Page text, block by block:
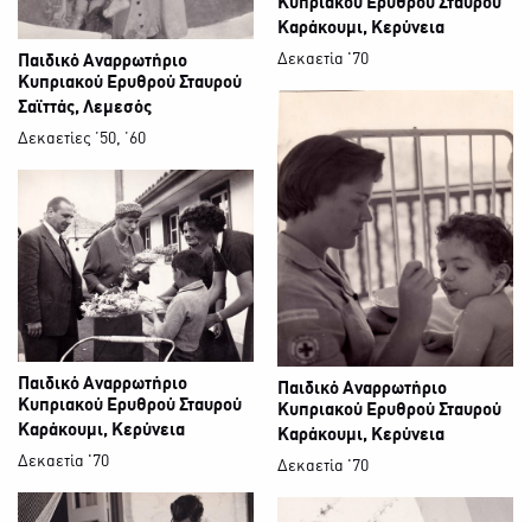
Παιδικό Αναρρωτήριο
Κυπριακού Ερυθρού Σταυρού
Σαϊττάς, Λεμεσός
Δεκαετίες ΄50, ΄60
Κυπριακού Ερυθρού Σταυρού
Καράκουμι, Κερύνεια
Δεκαετία '70
Παιδικό Αναρρωτήριο
Κυπριακού Ερυθρού Σταυρού
Καράκουμι, Κερύνεια
Δεκαετία '70
Παιδικό Αναρρωτήριο
Κυπριακού Ερυθρού Σταυρού
Καράκουμι, Κερύνεια
Δεκαετία '70